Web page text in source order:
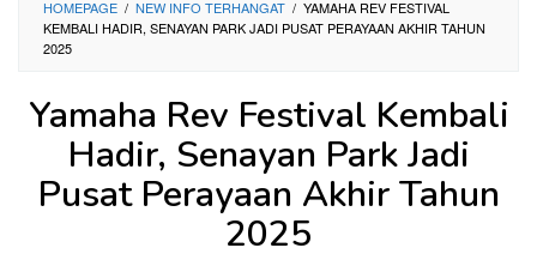
HOMEPAGE / NEW INFO TERHANGAT / YAMAHA REV FESTIVAL
KEMBALI HADIR, SENAYAN PARK JADI PUSAT PERAYAAN AKHIR TAHUN
2025
Yamaha Rev Festival Kembali
Hadir, Senayan Park Jadi
Pusat Perayaan Akhir Tahun
2025